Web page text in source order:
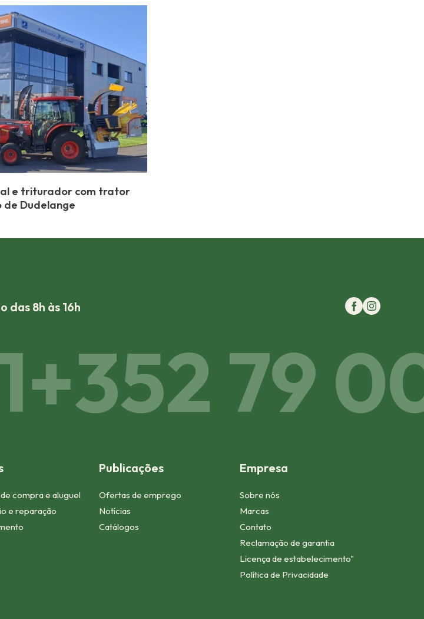
e triturador com trator
de Dudelange
das 8h às 16h
79 00
compra e aluguel
e reparação
Publicações
Ofertas de emprego
Notícias
Catálogos
Empresa
Sobre nós
Marcas
Contato
Reclamação de garantia
Licença de estabelecimento"
Política de Privacidade